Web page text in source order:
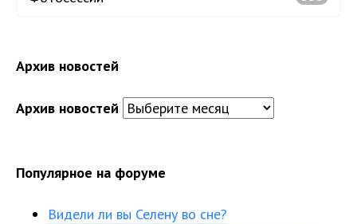
Архив новостей
Архив новостей
Популярное на форуме
Видели ли вы Селену во сне?